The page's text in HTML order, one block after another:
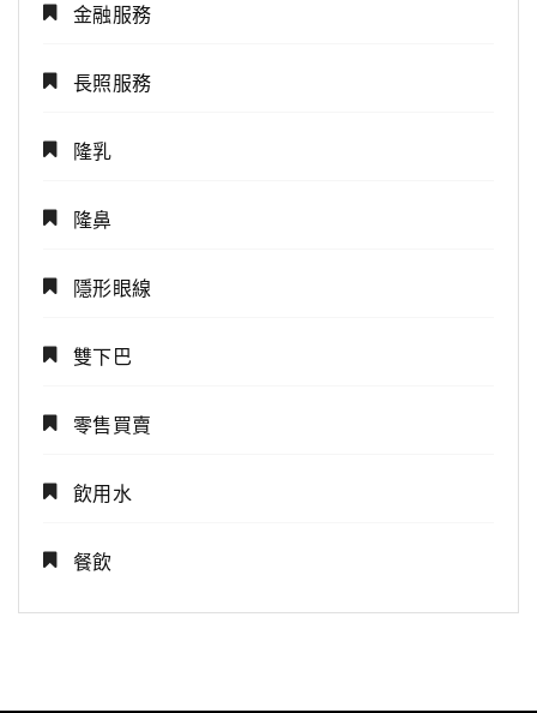
金融服務
長照服務
隆乳
隆鼻
隱形眼線
雙下巴
零售買賣
飲用水
餐飲